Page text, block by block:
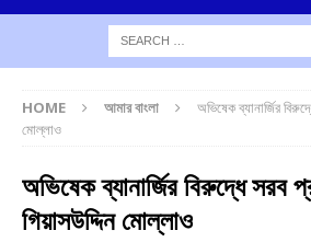
HOME আমার বাংলা
অভিষেক ব্যানার্জির
মোল্লাও
অভিষেক ব্যানার্জির বিরুদ্ধে সরব
গিয়াসউদ্দিন মোল্লাও